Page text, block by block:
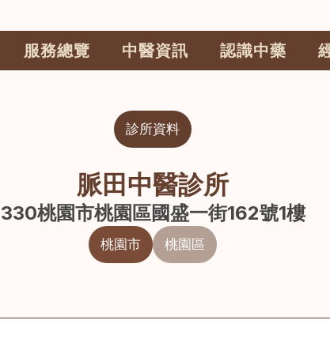
服務總覽 中醫資訊 認識中藥
診所資料
脈田中醫診所
330桃園市桃園區國盛一街162號1樓
桃園市 桃園區